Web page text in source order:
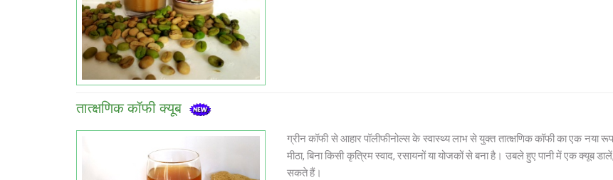
तात्क्षणिक कॉफी क्यूब
ग्रीन कॉफी से आहार पॉलीफीनोल्स के स्वास्थ्य लाभ से युक्त तात्क्षणिक कॉफी का एक नया
मीठा, बिना किसी कृत्रिम स्वाद, रसायनों या योजकों से बना है। उबले हुए पानी में एक क्यूब
सकते हैं।